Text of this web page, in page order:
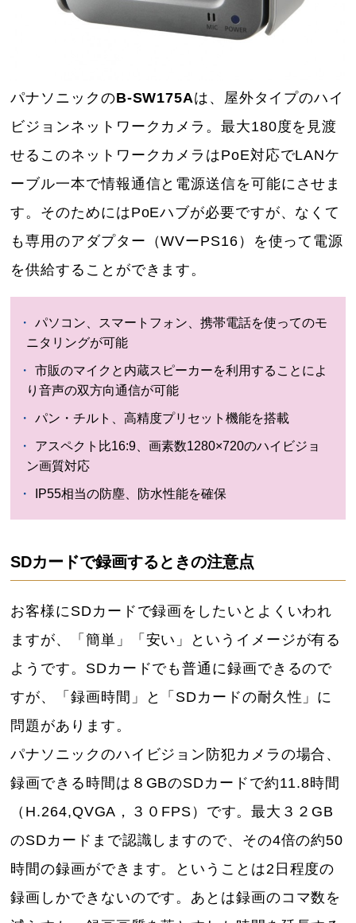
パナソニックのB-SW175Aは、屋外タイプのハイ
ビジョンネットワークカメラ。最大180度を見渡
せるこのネットワークカメラはPoE対応でLANケ
ーブル一本で情報通信と電源送信を可能にさせま
す。そのためにはPoEハブが必要ですが、なくて
も専用のアダプター（WVーPS16）を使って電源
を供給することができます。
パソコン、スマートフォン、携帯電話を使ってのモ
ニタリングが可能
市販のマイクと内蔵スピーカーを利用することによ
り音声の双方向通信が可能
パン・チルト、高精度プリセット機能を搭載
アスペクト比16:9、画素数1280×720のハイビジョ
ン画質対応
IP55相当の防塵、防水性能を確保
SDカードで録画するときの注意点
お客様にSDカードで録画をしたいとよくいわれ
ますが、「簡単」「安い」というイメージが有る
ようです。SDカードでも普通に録画できるので
すが、「録画時間」と「SDカードの耐久性」に
問題があります。
パナソニックのハイビジョン防犯カメラの場合、
録画できる時間は８GBのSDカードで約11.8時間
（H.264,QVGA，３０FPS）です。最大３２GB
のSDカードまで認識しますので、その4倍の約50
時間の録画ができます。ということは2日程度の
録画しかできないのです。あとは録画のコマ数を